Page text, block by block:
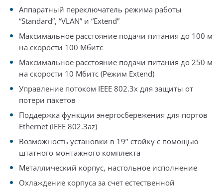
Аппаратный переключатель режима работы
“Standard”, “VLAN” и “Extend”
Максимальное расстояние подачи питания до 100 м
на скорости 100 Мбитс
Максимальное расстояние подачи питания до 250 м
на скорости 10 Мбитс (Режим Extend)
Управление потоком IEEE 802.3x для защиты от
потери пакетов
Поддержка функции энергосбережения для портов
Ethernet (IEEE 802.3az)
Возможность установки в 19’’ стойку с помощью
штатного монтажного комплекта
Металлический корпус, настольное исполнение
Охлаждение корпуса за счет естественной